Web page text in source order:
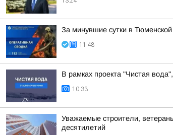
За минувшие сутки в Тюменской
11:48
В рамках проекта "Чистая
10:33
Уважаемые строители,
десятилетий